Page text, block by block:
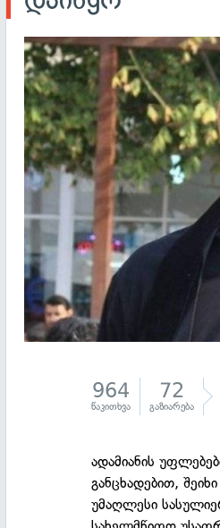
964
წაკითხვა
72
გაზიარება
ადამიანის
განცხადებით,
უმაღლესი